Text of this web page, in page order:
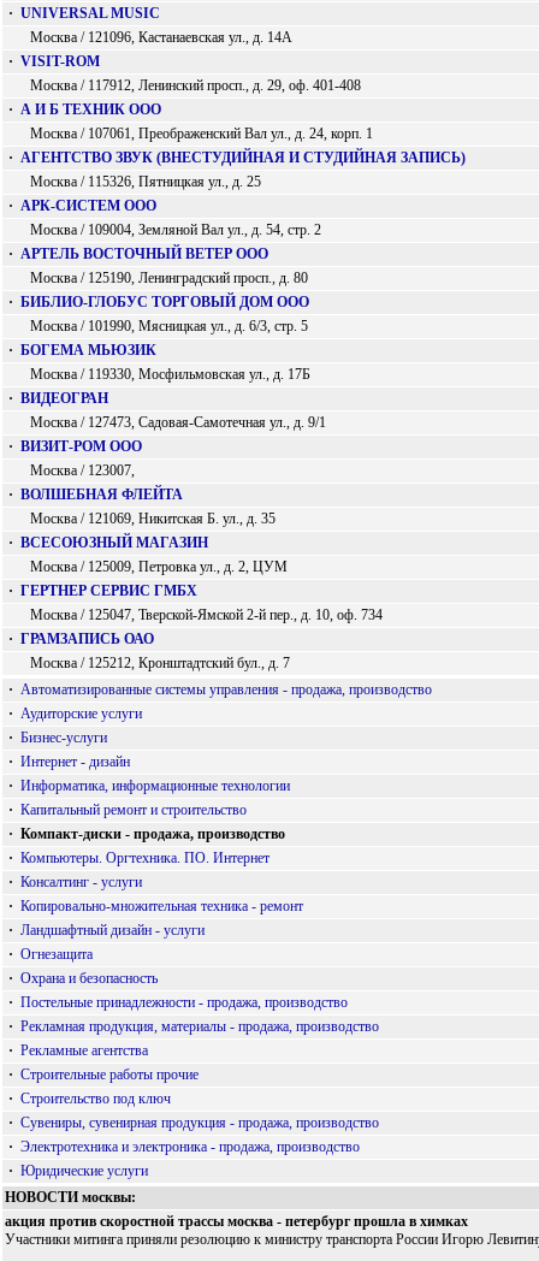
· UNIVERSAL MUSIC
Москва / 121096, Кастанаевская ул., д. 14А
· VISIT-ROM
Москва / 117912, Ленинский просп., д. 29, оф. 401-408
· А И Б ТЕХНИК ООО
Москва / 107061, Преображенский Вал ул., д. 24, корп. 1
· АГЕНТСТВО ЗВУК (ВНЕСТУДИЙНАЯ И СТУДИЙНАЯ ЗАПИСЬ)
Москва / 115326, Пятницкая ул., д. 25
· АРК-СИСТЕМ ООО
Москва / 109004, Земляной Вал ул., д. 54, стр. 2
· АРТЕЛЬ ВОСТОЧНЫЙ ВЕТЕР ООО
Москва / 125190, Ленинградский просп., д. 80
· БИБЛИО-ГЛОБУС ТОРГОВЫЙ ДОМ ООО
Москва / 101990, Мясницкая ул., д. 6/3, стр. 5
· БОГЕМА МЬЮЗИК
Москва / 119330, Мосфильмовская ул., д. 17Б
· ВИДЕОГРАН
Москва / 127473, Садовая-Самотечная ул., д. 9/1
· ВИЗИТ-РОМ ООО
Москва / 123007,
· ВОЛШЕБНАЯ ФЛЕЙТА
Москва / 121069, Никитская Б. ул., д. 35
· ВСЕСОЮЗНЫЙ МАГАЗИН
Москва / 125009, Петровка ул., д. 2, ЦУМ
· ГЕРТНЕР СЕРВИС ГМБХ
Москва / 125047, Тверской-Ямской 2-й пер., д. 10, оф. 734
· ГРАМЗАПИСЬ ОАО
Москва / 125212, Кронштадтский бул., д. 7
· Автоматизированные системы управления - продажа, производство
· Аудиторские услуги
· Бизнес-услуги
· Интернет - дизайн
· Информатика, информационные технологии
· Капитальный ремонт и строительство
· Компакт-диски - продажа, производство
· Компьютеры. Оргтехника. ПО. Интернет
· Консалтинг - услуги
· Копировально-множительная техника - ремонт
· Ландшафтный дизайн - услуги
· Огнезащита
· Охрана и безопасность
· Постельные принадлежности - продажа, производство
· Рекламная продукция, материалы - продажа, производство
· Рекламные агентства
· Строительные работы прочие
· Строительство под ключ
· Сувениры, сувенирная продукция - продажа, производство
· Электротехника и электроника - продажа, производство
· Юридические услуги
НОВОСТИ москвы:
акция против скоростной трассы москва - петербург прошла в химках
Участники митинга приняли резолюцию к министру транспорта России Игорю